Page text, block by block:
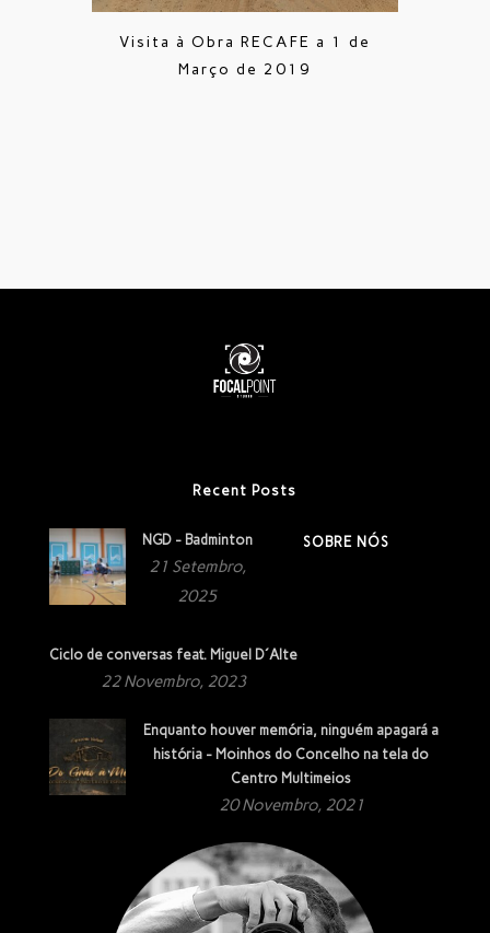
Visita à Obra RECAFE a 1 de
Março de 2019
Recent Posts
NGD - Badminton
21 Setembro,
2025
Ciclo de conversas feat. Miguel D´Alte
22 Novembro, 2023
Enquanto houver memória, ninguém apagará a
história - Moinhos do Concelho na tela do
Centro Multimeios
20 Novembro, 2021
SOBRE NÓS